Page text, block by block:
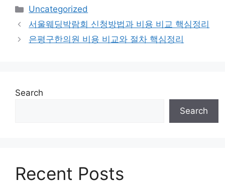
Categories
Uncategorized
서울웨딩박람회 신청방법과 비용 비교 핵심정리
은평구한의원 비용 비교와 절차 핵심정리
Search
Search
Recent Posts